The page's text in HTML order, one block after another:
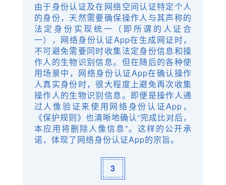
由于身份认证及在网络空间认证特定个人
的身份，天然需要确保操作人与其声称的
法定身份实现统一（即所谓的人证合
一），网络身份认证App在生成网证时，
不可避免需要同时收集法定身份信息和操
作人的生物识别信息。但在随后的各种使
用场景中，网络身份认证App在确认操作
人真实身份时，很大程度上避免再次收集
操作人的生物识别信息。即便是操作人通
过人像验证来使用网络身份认证App，
《保护规则》也清晰地确认“完成比对后，
本应用将删除人像信息”。这样的公开承
诺，体现了网络身份认证App的宗旨。
3